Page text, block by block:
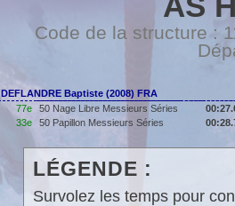
Code de la structure :
DEFLANDRE Baptiste (2008) FRA
77e
50 Nage Libre Messieurs Séries
33e
50 Papillon Messieurs Séries
LÉGENDE :
Survolez les temps pour